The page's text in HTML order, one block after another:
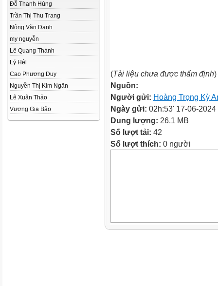
Đỗ Thanh Hùng
Trần Thị Thu Trang
Nông Văn Danh
my nguyễn
Lê Quang Thành
Lý Hêl
Cao Phương Duy
Nguyễn Thị Kim Ngân
Lê Xuân Thảo
Vương Gia Bảo
(Tài liệu chưa được thẩm định)
Nguồn:
Người gửi: Hoàng Trọng Kỳ
Ngày gửi: 02h:53' 17-06-2024
Dung lượng: 26.1 MB
Số lượt tải: 42
Số lượt thích: 0 người